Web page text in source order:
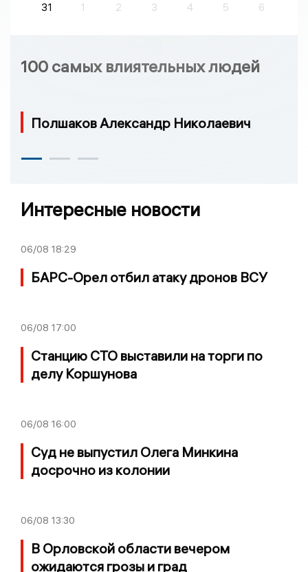
31
1 2 3 4 5 6
100 самых влиятельных людей
Полшаков Александр Николаевич
Интересные новости
06/08 18:29
БАРС-Орел отбил атаку дронов ВСУ
06/08 17:00
Станцию СТО выставили на торги по
делу Коршунова
06/08 16:00
Суд не выпустил Олега Минкина
досрочно из колонии
06/08 13:30
В Орловской области вечером
ожидаются грозы и град